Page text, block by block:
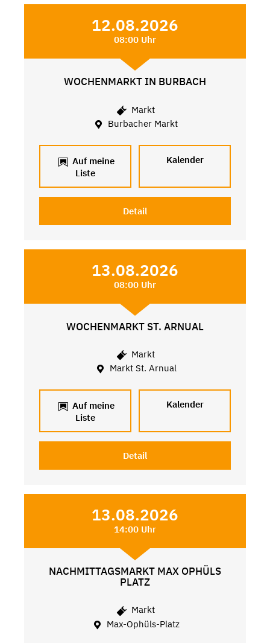
12.08.2026
08:00 Uhr
WOCHENMARKT IN BURBACH
Markt
Burbacher Markt
Auf meine
Liste
Kalender
Detail
13.08.2026
08:00 Uhr
WOCHENMARKT ST. ARNUAL
Markt
Markt St. Arnual
Auf meine
Liste
Kalender
Detail
13.08.2026
14:00 Uhr
NACHMITTAGSMARKT MAX OPHÜLS
PLATZ
Markt
Max-Ophüls-Platz